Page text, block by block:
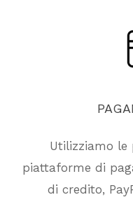
Utilizziamo le
piattaforme di
di credito,